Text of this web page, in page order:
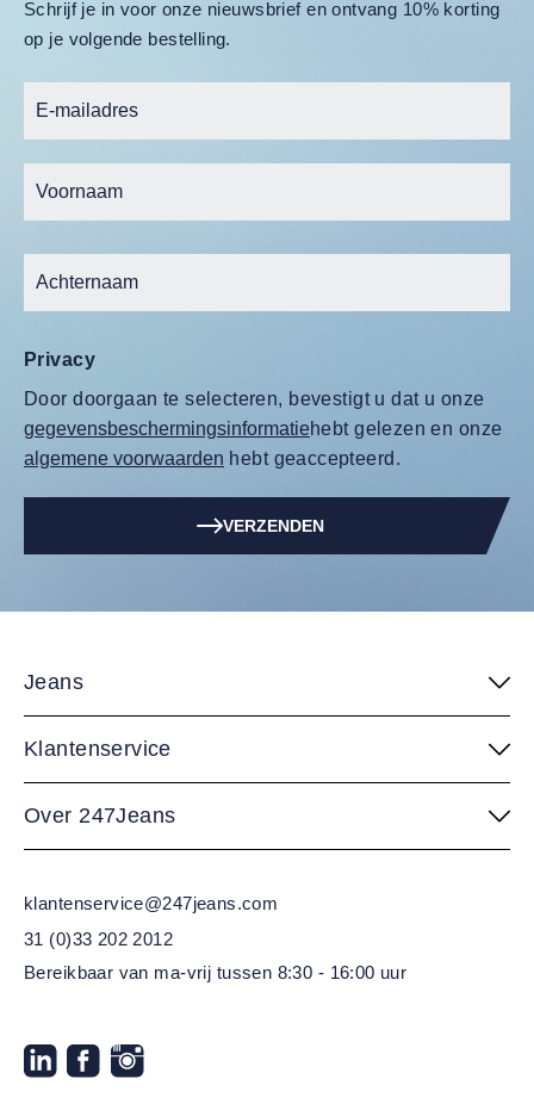
Schrijf je in voor onze nieuwsbrief en ontvang 10% korting
op je volgende bestelling.
Privacy
Door doorgaan te selecteren, bevestigt u dat u onze
gegevensbeschermingsinformatiehebt gelezen en onze
algemene voorwaarden hebt geaccepteerd.
VERZENDEN
Jeans
Klantenservice
Over 247Jeans
klantenservice@247jeans.com
31 (0)33 202 2012
Bereikbaar van ma-vrij tussen 8:30 - 16:00 uur